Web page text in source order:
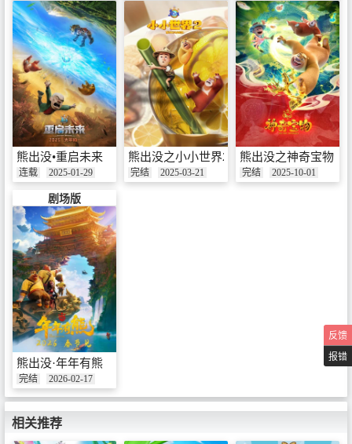
熊出没•重启未来
连载 2025-01-29
熊出没之小小世界2
完结 2025-03-21
熊出没之神奇宝物
完结 2025-10-01
剧场版
熊出没·年年有熊
完结 2026-02-17
相关推荐
反馈
报错